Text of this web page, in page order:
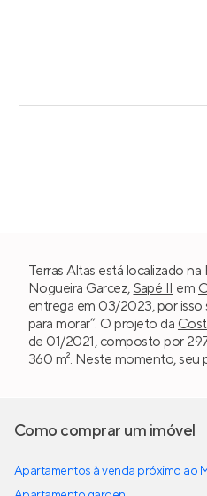
Terras Altas está localizado
Nogueira Garcez, Sapé II em
entrega em 03/2023, por isso
para morar”. O projeto da
de 01/2021, composto por
360 m². Neste momento, seu
Como comprar um imóvel
Apartamentos à venda próximo ao